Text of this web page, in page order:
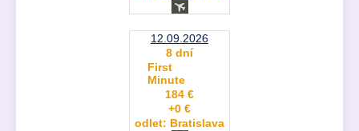
12.09.2026
8 dní
First
Minute
184 €
+0 €
odlet: Bratislava